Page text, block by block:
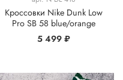
Кроссовки Nike Dunk Low
Pro SB 58 blue/orange
5 499 ₽